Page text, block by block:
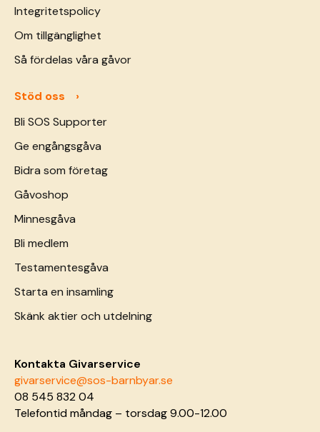
Integritetspolicy
Om tillgänglighet
Så fördelas våra gåvor
Stöd oss
Bli SOS Supporter
Ge engångsgåva
Bidra som företag
Gåvoshop
Minnesgåva
Bli medlem
Testamentesgåva
Starta en insamling
Skänk aktier och utdelning
Kontakta Givarservice
givarservice@sos-barnbyar.se
08 545 832 04
Telefontid måndag – torsdag 9.00-12.00